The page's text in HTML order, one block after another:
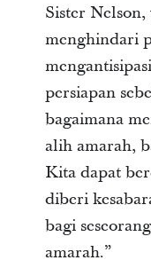
Sister
menghindari
persiapan
bagaimana
alih amarah,
Kita dapat
diberi
bagi
amarah.”